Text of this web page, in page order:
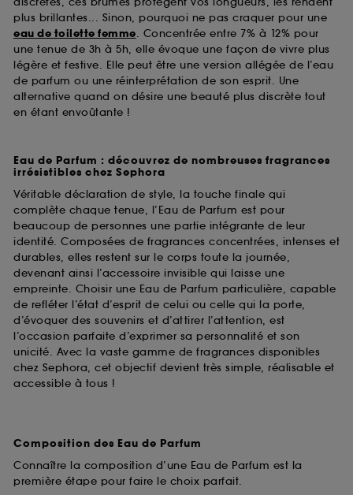
plus brillantes... Sinon, pourquoi ne pas craquer pour une
eau de toilette femme. Concentrée entre 7% à 12% pour
une tenue de 3h à 5h, elle évoque une façon de vivre plus
légère et festive. Elle peut être une version allégée de l’eau
de parfum ou une réinterprétation de son esprit. Une
alternative quand on désire une beauté plus discrète tout
en étant envoûtante !
Eau de Parfum : découvrez de nombreuses fragrances
irrésistibles chez Sephora
Véritable déclaration de style, la touche finale qui
complète chaque tenue, l’Eau de Parfum est pour
beaucoup de personnes une partie intégrante de leur
identité. Composées de fragrances concentrées, intenses et
durables, elles restent sur le corps toute la journée,
devenant ainsi l’accessoire invisible qui laisse une
empreinte. Choisir une Eau de Parfum particulière, capable
de refléter l’état d’esprit de celui ou celle qui la porte,
d’évoquer des souvenirs et d’attirer l’attention, est
l’occasion parfaite d’exprimer sa personnalité et son
unicité. Avec la vaste gamme de fragrances disponibles
chez Sephora, cet objectif devient très simple, réalisable et
accessible à tous !
Composition des Eau de Parfum
Connaître la composition d’une Eau de Parfum est la
première étape pour faire le choix parfait.